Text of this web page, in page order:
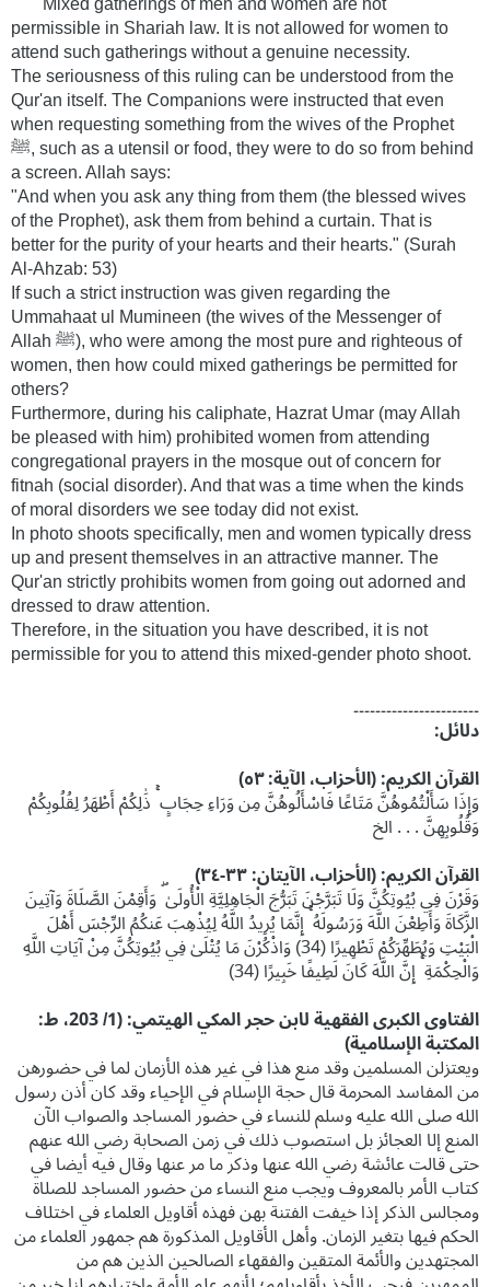
Mixed gatherings of men and women are not
permissible in Shariah law. It is not allowed for women to
attend such gatherings without a genuine necessity.
The seriousness of this ruling can be understood from the
Qur'an itself. The Companions were instructed that even
when requesting something from the wives of the Prophet
ﷺ, such as a utensil or food, they were to do so from behind
a screen. Allah says:
"And when you ask any thing from them (the blessed wives
of the Prophet), ask them from behind a curtain. That is
better for the purity of your hearts and their hearts." (Surah
Al-Ahzab: 53)
If such a strict instruction was given regarding the
Ummahaat ul Mumineen (the wives of the Messenger of
Allah ﷺ), who were among the most pure and righteous of
women, then how could mixed gatherings be permitted for
others?
Furthermore, during his caliphate, Hazrat Umar (may Allah
be pleased with him) prohibited women from attending
congregational prayers in the mosque out of concern for
fitnah (social disorder). And that was a time when the kinds
of moral disorders we see today did not exist.
In photo shoots specifically, men and women typically dress
up and present themselves in an attractive manner. The
Qur'an strictly prohibits women from going out adorned and
dressed to draw attention.
Therefore, in the situation you have described, it is not
permissible for you to attend this mixed-gender photo shoot.
۔۔۔۔۔۔۔۔۔۔۔۔۔۔۔۔۔۔۔۔۔۔۔
دلائل:
القرآن الكريم: (الأحزاب، الآية: ٥٣)
وَإِذَا سَأَلْتُمُوهُنَّ مَتَاعًا فَاسْأَلُوهُنَّ مِن وَرَاءِ حِجَابٍ ۚ ذَٰلِكُمْ أَطْهَرُ لِقُلُوبِكُمْ
وَقُلُوبِهِنَّ . . . الخ
القرآن الكريم: (الأحزاب، الآيتان: ٣٣-٣٤)
وَقَرْنَ فِي بُيُوتِكُنَّ وَلَا تَبَرَّجْنَ تَبَرُّجَ الْجَاهِلِيَّةِ الْأُولَىٰ ۖ وَأَقِمْنَ الصَّلَاةَ وَآتِينَ
الزَّكَاةَ وَأَطِعْنَ اللَّهَ وَرَسُولَهُ ۚ إِنَّمَا يُرِيدُ اللَّهُ لِيُذْهِبَ عَنكُمُ الرِّجْسَ أَهْلَ
الْبَيْتِ وَيُطَهِّرَكُمْ تَطْهِيرًا (34) وَاذْكُرْنَ مَا يُتْلَىٰ فِي بُيُوتِكُنَّ مِنْ آيَاتِ اللَّهِ
وَالْحِكْمَةِ ۚ إِنَّ اللَّهَ كَانَ لَطِيفًا خَبِيرًا (34)
الفتاوى الكبرى الفقهية لابن حجر المكي الهيتمي: (1/ 203، ط:
المكتبة الإسلامية)
ويعتزلن المسلمين وقد منع هذا في غير هذه الأزمان لما في حضورهن
من المفاسد المحرمة قال حجة الإسلام في الإحياء وقد كان أذن رسول
الله صلى الله عليه وسلم للنساء في حضور المساجد والصواب الآن
المنع إلا العجائز بل استصوب ذلك في زمن الصحابة رضي الله عنهم
حتى قالت عائشة رضي الله عنها وذكر ما مر عنها وقال فيه أيضا في
كتاب الأمر بالمعروف ويجب منع النساء من حضور المساجد للصلاة
ومجالس الذكر إذا خيفت الفتنة بهن فهذه أقاويل العلماء في اختلاف
الحكم فيها بتغير الزمان. وأهل الأقاويل المذكورة هم جمهور العلماء من
المجتهدين والأئمة المتقين والفقهاء الصالحين الذين هم من